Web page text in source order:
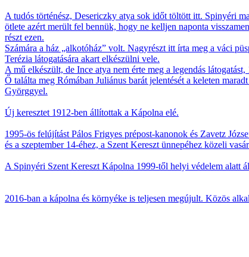
A tudós történész, Desericzky atya sok időt töltött itt. Spinyéri
ötlete azért merült fel bennük, hogy ne kelljen naponta
részt ezen.
Számára a ház „alkotóház” volt. Nagyrészt itt írta meg a váci
Terézia látogatására akart elkészülni vele.
A mű elkészült, de Ince atya nem érte meg a legendás
Ő találta meg Rómában Juliánus barát jelentését a keleten
Györggyel.
Új keresztet 1912-ben állítottak a Kápolna elé.
1995-ös felújítást Pálos Frigyes prépost-kanonok és Zavetz
és a szeptember 14-éhez, a Szent Kereszt ünnepéhez közeli
A Spinyéri Szent Kereszt Kápolna 1999-től helyi védelem alatt
2016-ban a kápolna és környéke is teljesen megújult. Közös